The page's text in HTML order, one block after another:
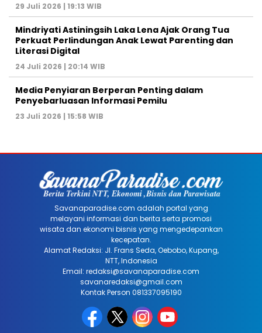
29 Juli 2026 | 19:13 WIB
Mindriyati Astiningsih Laka Lena Ajak Orang Tua
Perkuat Perlindungan Anak Lewat Parenting dan
Literasi Digital
24 Juli 2026 | 20:14 WIB
Media Penyiaran Berperan Penting dalam
Penyebarluasan Informasi Pemilu
23 Juli 2026 | 15:58 WIB
Savanaparadise.com adalah portal yang
melayani informasi dan berita serta promosi
wisata dan ekonomi bisnis yang mengedepankan
kecepatan.
Alamat Redaksi: Jl. Frans Seda, Oebobo, Kupang,
NTT, Indonesia
Email: redaksi@savanaparadise.com
savanaredaksi@gmail.com
Kontak Person 081337095190